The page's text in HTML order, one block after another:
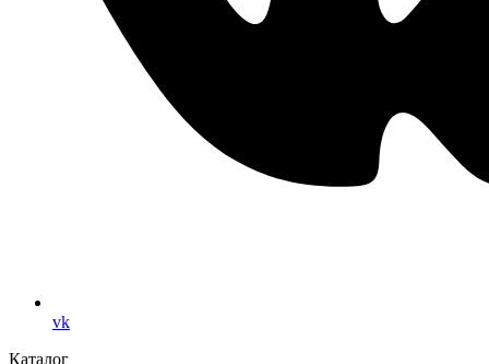
vk
Каталог